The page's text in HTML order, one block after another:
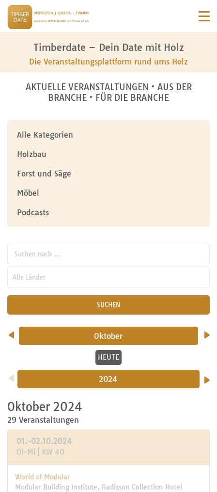
Timberdate – Dein Date mit Holz
Die Veranstaltungsplattform rund ums Holz
AKTUELLE VERANSTALTUNGEN • AUS DER
BRANCHE • FÜR DIE BRANCHE
Alle Kategorien
Holzbau
Forst und Säge
Möbel
Podcasts
SUCHEN
Oktober
HEUTE
2024
Oktober 2024
29 Veranstaltungen
01.-02.10.2024
Di-Mi | KW 40
World of Modular
Modular Building Institute, Radisson Collection Hotel